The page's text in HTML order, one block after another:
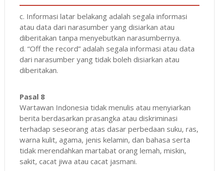
c. Informasi latar belakang adalah segala informasi
atau data dari narasumber yang disiarkan atau
diberitakan tanpa menyebutkan narasumbernya.
d. “Off the record” adalah segala informasi atau data
dari narasumber yang tidak boleh disiarkan atau
diberitakan.
Pasal 8
Wartawan Indonesia tidak menulis atau menyiarkan
berita berdasarkan prasangka atau diskriminasi
terhadap seseorang atas dasar perbedaan suku, ras,
warna kulit, agama, jenis kelamin, dan bahasa serta
tidak merendahkan martabat orang lemah, miskin,
sakit, cacat jiwa atau cacat jasmani.